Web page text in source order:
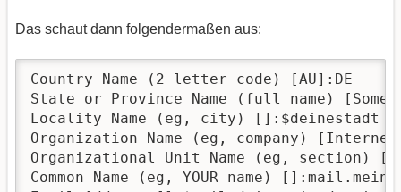
Das schaut dann folgendermaßen aus:
Country Name (2 letter code) [AU]:DE
State or Province Name (full name)
Locality Name (eg, city) []:$deinestadt
Organization Name (eg, company)
Organizational Unit Name (eg, section)
Common Name (eg, YOUR name)